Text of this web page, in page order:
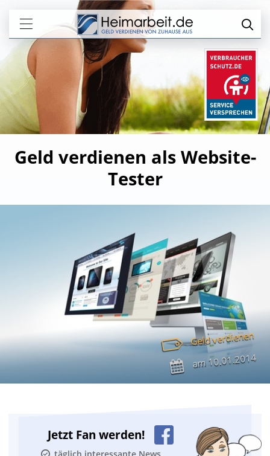
Geld verdienen als Website-
Tester
Geld verdienen
am10.01.2014
Jetzt Fan werden!
täglich interessante News